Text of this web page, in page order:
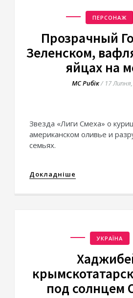
ПЕРСОНАЖ
Прозрачный
Зеленском,
яйцах на
МС Рибік/ 17
Звезда «Лиги Смеха» о
американском оливье и
семьях.
Докладніше
УКРАЇНА
под солнцем